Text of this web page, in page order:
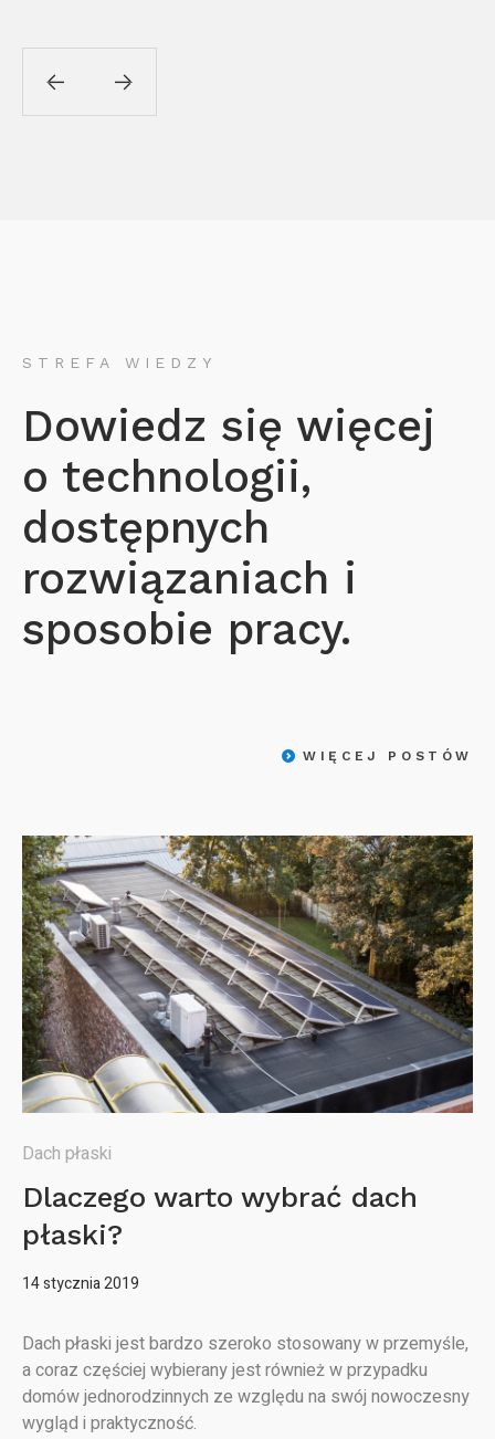
STREFA WIEDZY
Dowiedz się więcej
o technologii,
dostępnych
rozwiązaniach i
sposobie pracy.
WIĘCEJ POSTÓW
Dach płaski
Dlaczego warto wybrać dach
płaski?
14 stycznia 2019
Dach płaski jest bardzo szeroko stosowany w przemyśle,
a coraz częściej wybierany jest również w przypadku
domów jednorodzinnych ze względu na swój nowoczesny
wygląd i praktyczność.